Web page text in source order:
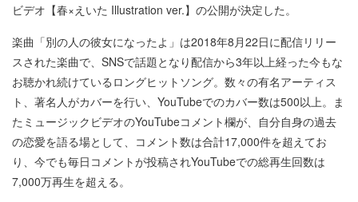
ビデオ【春×えいた Illustration ver.】の公開が決定した。
楽曲「別の人の彼女になったよ」は2018年8月22日に配信リリー
スされた楽曲で、SNSで話題となり配信から3年以上経った今もな
お聴かれ続けているロングヒットソング。数々の有名アーティス
ト、著名人がカバーを行い、YouTubeでのカバー数は500以上。ま
たミュージックビデオのYouTubeコメント欄が、自分自身の過去
の恋愛を語る場として、コメント数は合計17,000件を超えてお
り、今でも毎日コメントが投稿されYouTubeでの総再生回数は
7,000万再生を超える。